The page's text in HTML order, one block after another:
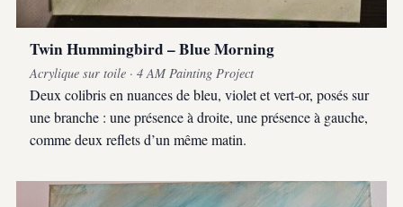
Twin Hummingbird – Blue Morning
Acrylique sur toile · 4 AM Painting Project
Deux colibris en nuances de bleu, violet et vert-or, posés sur
une branche : une présence à droite, une présence à gauche,
comme deux reflets d’un même matin.